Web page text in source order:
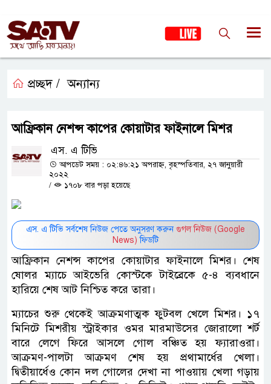
প্রচ্ছদ / অন্যান্য
আফ্রিকান নেশন্স কাপের কোয়াটার ফাইনালে মিশর
এস. এ টিভি
আপডেট সময় : ০২:৪৬:২১ অপরাহ্ন, বৃহস্পতিবার, ২৭ জানুয়ারী
২০২২
/
১৭০৮ বার পড়া হয়েছে
এস. এ টিভি সর্বশেষ নিউজ পেতে অনুসরণ করুন গুগল নিউজ (Google
News) ফিডটি
আফ্রিকান নেশন্স কাপের কোয়াটার ফাইনালে মিশর। শেষ
ষোলর ম্যাচে আইভেরি কোস্টকে টাইব্রেকে ৫-৪ ব্যবধানে
হারিয়ে শেষ আট নিশ্চিত করে তারা।
ম্যাচের শুরু থেকেই আক্রমণাত্মক ফুটবল খেলে মিশর। ১৭
মিনিটে মিশরীয় স্ট্রাইকার ওমর মারমাউসের জোরালো শর্ট
বারে লেগে ফিরে আসলে গোল বঞ্চিত হয় ফ্যারাওরা।
আক্রমণ-পালটা আক্রমণ শেষ হয় প্রথামার্ধের খেলা।
দ্বিতীয়ার্ধেও কোন দল গোলের দেখা না পাওয়ায় খেলা গড়ায়